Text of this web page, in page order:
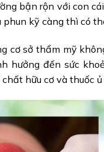
bận rộn với con
phun kỹ càng thì có
cơ sở thẩm mỹ
hưởng đến sức
hữu cơ và thuốc